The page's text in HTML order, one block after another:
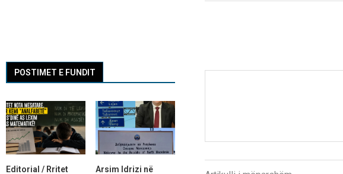
POSTIMET E FUNDIT
Editorial / Rritet
Arsim Idrizi në